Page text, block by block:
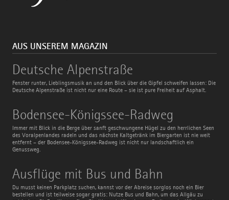
AUS UNSEREM MAGAZIN
Deutsche Alpenstraße
Fenster runter, Lieblingsmusik an und den Blick über die Gipfel schweifen lassen: Die
Deutsche Alpenstraße ist nicht nur eine Route – sie ist pure Freiheit auf Asphalt.
Deutsche
Alpenstraße
Bodensee-Königssee-Radweg
Immer mit Blick in die Berge über sanft geschwungene Hügel zu den herrlichen Seen
des Voralpenlandes radeln und das nächste Kaltgetränk im Biergarten ist nie weit
entfernt – der Bodensee-Königssee-Radweg ist nicht nur landschaftlich ein
Genussweg.
Bodensee-
Königssee-
Radweg
Ausflüge mit Bus und Bahn
Du musst keinen Parkplatz suchen, kannst vor der Abreise sorglos noch ein Bier
bestellen und ist teilweise sogar gratis: Nutze Bus und Bahn, um das Allgäu zu
Ausflüge
mit
Bus
und